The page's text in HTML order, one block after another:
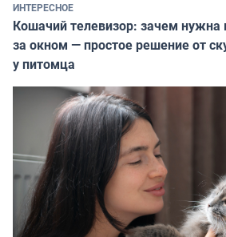
ИНТЕРЕСНОЕ
Кошачий телевизор: зачем
за окном — простое решение от
у питомца